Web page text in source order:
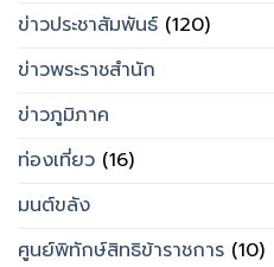
ข่าวประชาสัมพันธ์ (120)
ข่าวพระราชสำนัก
ข่าวภูมิภาค
ท่องเที่ยว (16)
มนต์ขลัง
ศูนย์พิทักษ์สิทธิข้าราชการ (10)